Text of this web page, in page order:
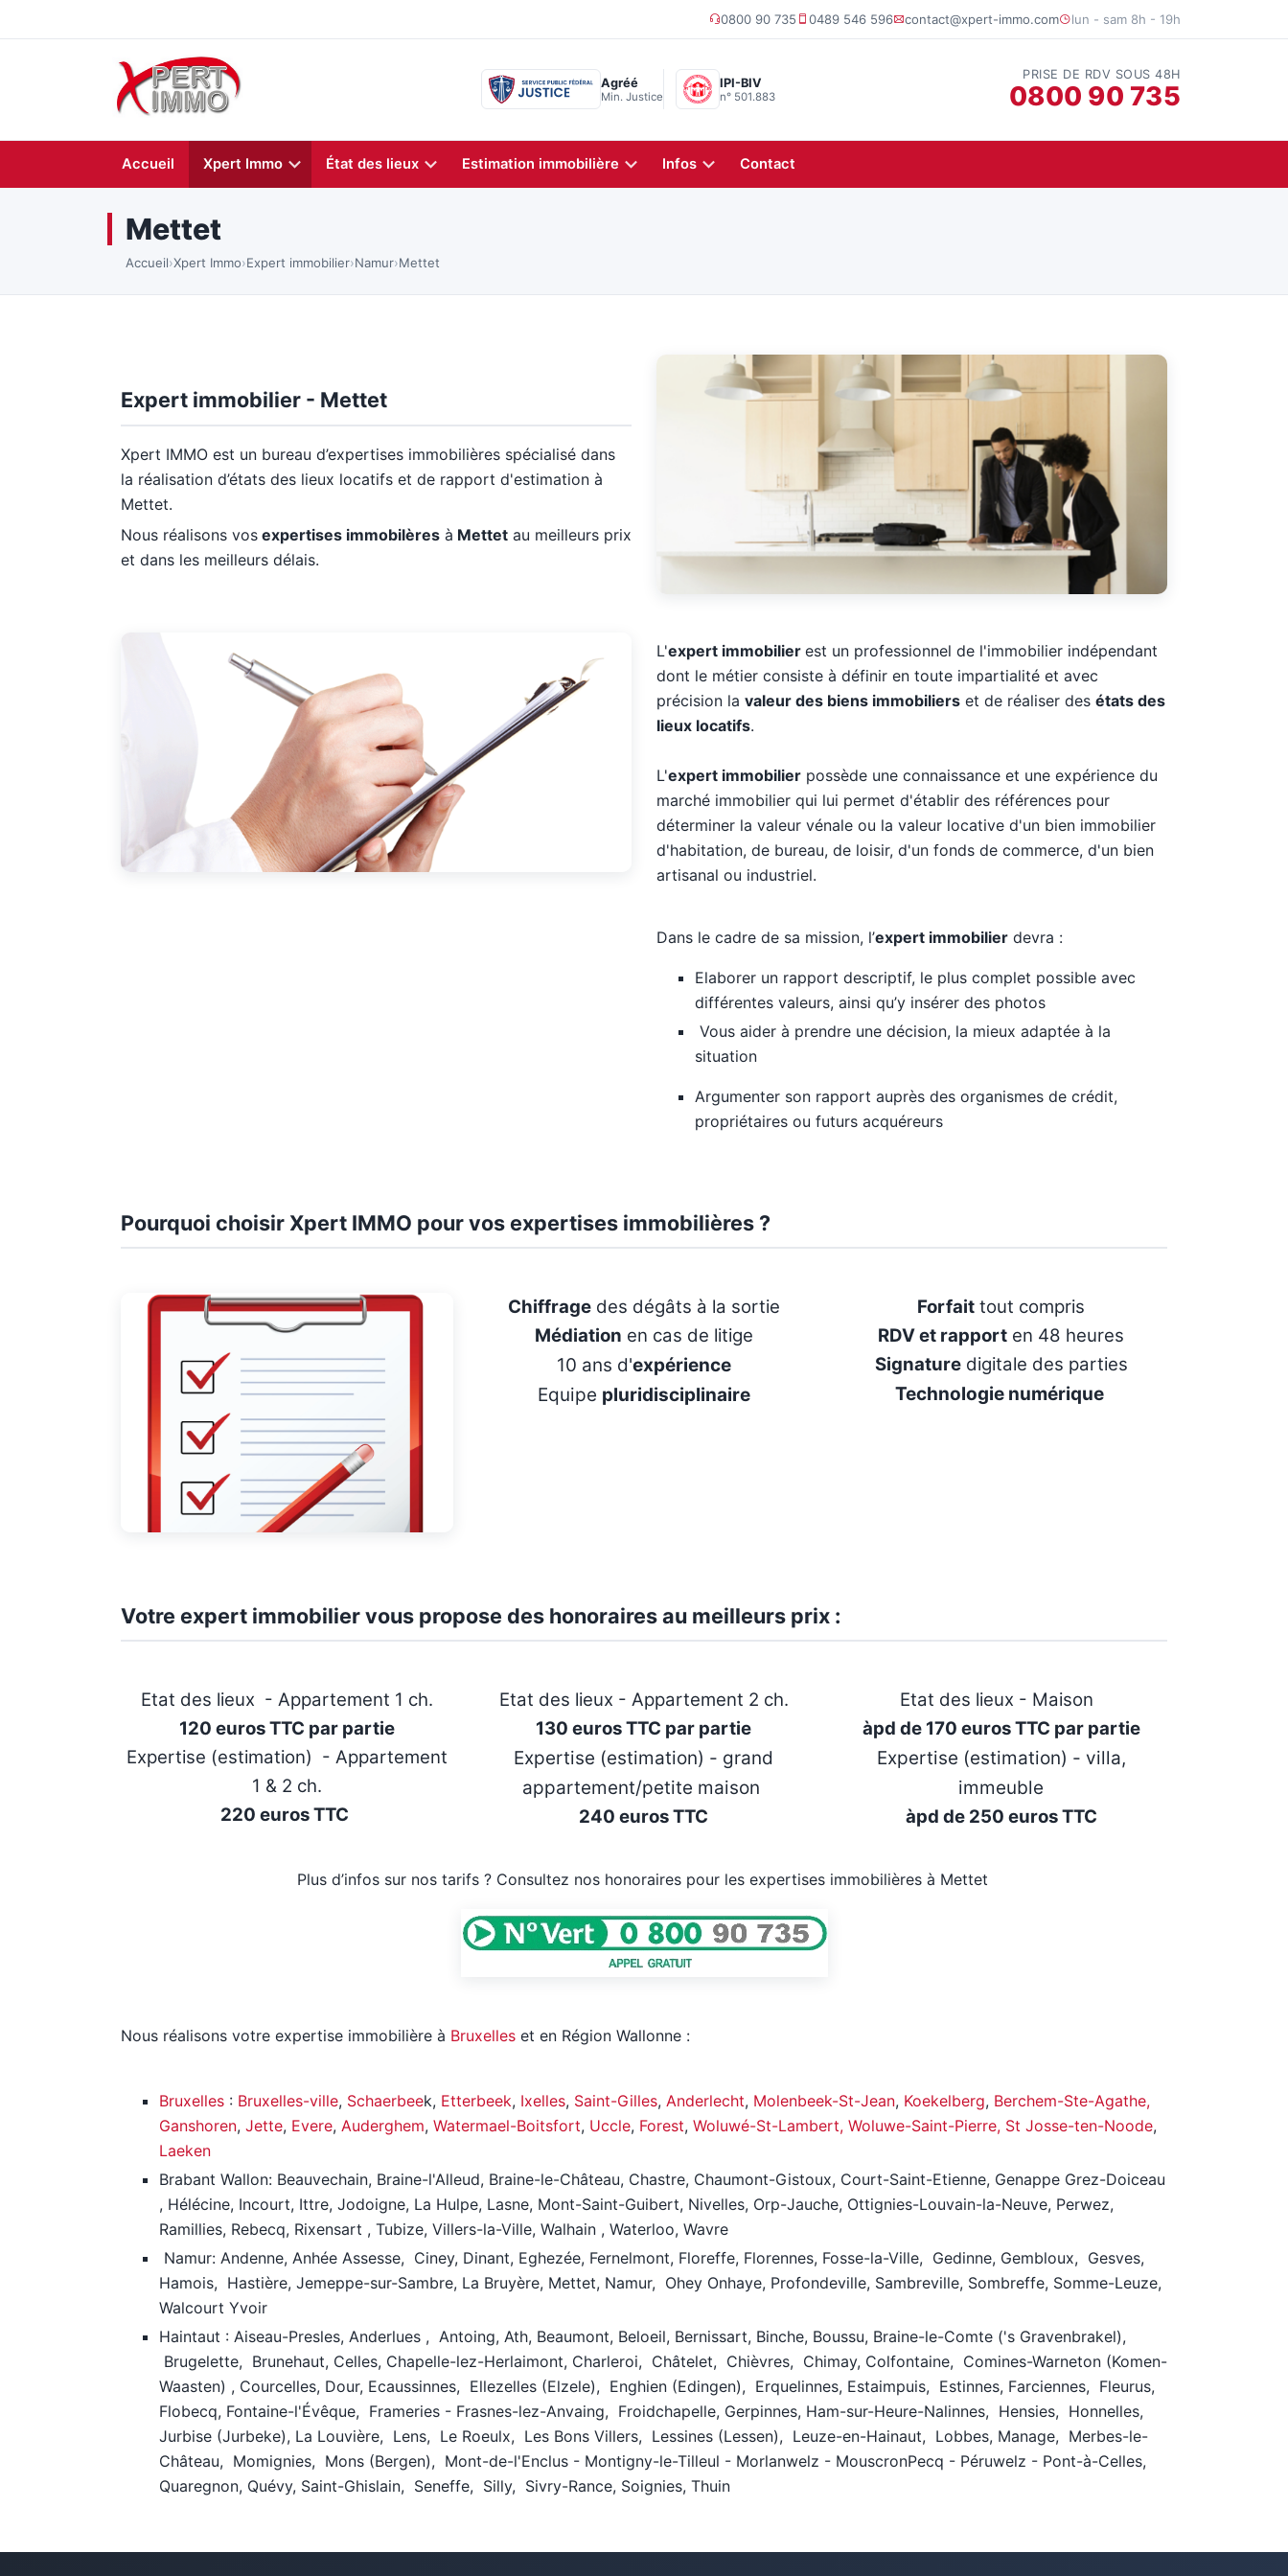
0800 90 735 0489 546 596 contact@xpert-immo.com lun - sam 8h - 19h
Agréé
Min. Justice
IPI-BIV
n° 501.883
PRISE DE RDV SOUS 48H
0800 90 735
Accueil Xpert Immo État des lieux Estimation immobilière Infos Contact
Mettet
Accueil›Xpert Immo›Expert immobilier›Namur›Mettet
Expert immobilier - Mettet
Xpert IMMO est un bureau d’expertises immobilières spécialisé dans
la réalisation d’états des lieux locatifs et de rapport d'estimation à
Mettet.
Nous réalisons vos expertises immobilères à Mettet au meilleurs prix
et dans les meilleurs délais.
L'expert immobilier est un professionnel de l'immobilier indépendant
dont le métier consiste à définir en toute impartialité et avec
précision la valeur des biens immobiliers et de réaliser des états des
lieux locatifs.
L'expert immobilier possède une connaissance et une expérience du
marché immobilier qui lui permet d'établir des références pour
déterminer la valeur vénale ou la valeur locative d'un bien immobilier
d'habitation, de bureau, de loisir, d'un fonds de commerce, d'un bien
artisanal ou industriel.
Dans le cadre de sa mission, l’expert immobilier devra :
Elaborer un rapport descriptif, le plus complet possible avec
différentes valeurs, ainsi qu’y insérer des photos
Vous aider à prendre une décision, la mieux adaptée à la
situation
Argumenter son rapport auprès des organismes de crédit,
propriétaires ou futurs acquéreurs
Pourquoi choisir Xpert IMMO pour vos expertises immobilières ?
Chiffragedes dégâts à la sortie
Médiation en cas de litige
10 ans d'expérience
Equipe pluridisciplinaire
Forfait tout compris
RDV et rapport en 48 heures
Signaturedigitale des parties
Technologie numérique
Votre expert immobilier vous propose des honoraires au meilleurs prix :
Etat des lieux - Appartement 1 ch.
120 euros TTC par partie
Expertise (estimation) - Appartement
1 & 2 ch.
220 euros TTC
Etat des lieux - Appartement 2 ch.
130 euros TTC par partie
Expertise (estimation) - grand
appartement/petite maison
240 euros TTC
Etat des lieux - Maison
àpd de 170 euros TTC par partie
Expertise (estimation) - villa,
immeuble
àpd de 250 euros TTC
Plus d’infos sur nos tarifs ? Consultez nos honoraires pour les expertises immobilières à Mettet
Nous réalisons votre expertise immobilière à Bruxelles et en Région Wallonne :
Bruxelles : Bruxelles-ville, Schaerbeek, Etterbeek, Ixelles, Saint-Gilles, Anderlecht, Molenbeek-St-Jean, Koekelberg, Berchem-Ste-Agathe,
Ganshoren, Jette, Evere, Auderghem, Watermael-Boitsfort, Uccle, Forest, Woluwé-St-Lambert, Woluwe-Saint-Pierre, St Josse-ten-Noode,
Laeken
Brabant Wallon: Beauvechain, Braine-l'Alleud, Braine-le-Château, Chastre, Chaumont-Gistoux, Court-Saint-Etienne, Genappe Grez-Doiceau
, Hélécine, Incourt, Ittre, Jodoigne, La Hulpe, Lasne, Mont-Saint-Guibert, Nivelles, Orp-Jauche, Ottignies-Louvain-la-Neuve, Perwez,
Ramillies, Rebecq, Rixensart , Tubize, Villers-la-Ville, Walhain , Waterloo, Wavre
Namur: Andenne, Anhée Assesse, Ciney, Dinant, Eghezée, Fernelmont, Floreffe, Florennes, Fosse-la-Ville, Gedinne, Gembloux, Gesves,
Hamois, Hastière, Jemeppe-sur-Sambre, La Bruyère, Mettet, Namur, Ohey Onhaye, Profondeville, Sambreville, Sombreffe, Somme-Leuze,
Walcourt Yvoir
Haintaut : Aiseau-Presles, Anderlues , Antoing, Ath, Beaumont, Beloeil, Bernissart, Binche, Boussu, Braine-le-Comte ('s Gravenbrakel),
Brugelette, Brunehaut, Celles, Chapelle-lez-Herlaimont, Charleroi, Châtelet, Chièvres, Chimay, Colfontaine, Comines-Warneton (Komen-
Waasten) , Courcelles, Dour, Ecaussinnes, Ellezelles (Elzele), Enghien (Edingen), Erquelinnes, Estaimpuis, Estinnes, Farciennes, Fleurus,
Flobecq, Fontaine-l'Évêque, Frameries - Frasnes-lez-Anvaing, Froidchapelle, Gerpinnes, Ham-sur-Heure-Nalinnes, Hensies, Honnelles,
Jurbise (Jurbeke), La Louvière, Lens, Le Roeulx, Les Bons Villers, Lessines (Lessen), Leuze-en-Hainaut, Lobbes, Manage, Merbes-le-
Château, Momignies, Mons (Bergen), Mont-de-l'Enclus - Montigny-le-Tilleul - Morlanwelz - MouscronPecq - Péruwelz - Pont-à-Celles,
Quaregnon, Quévy, Saint-Ghislain, Seneffe, Silly, Sivry-Rance, Soignies, Thuin